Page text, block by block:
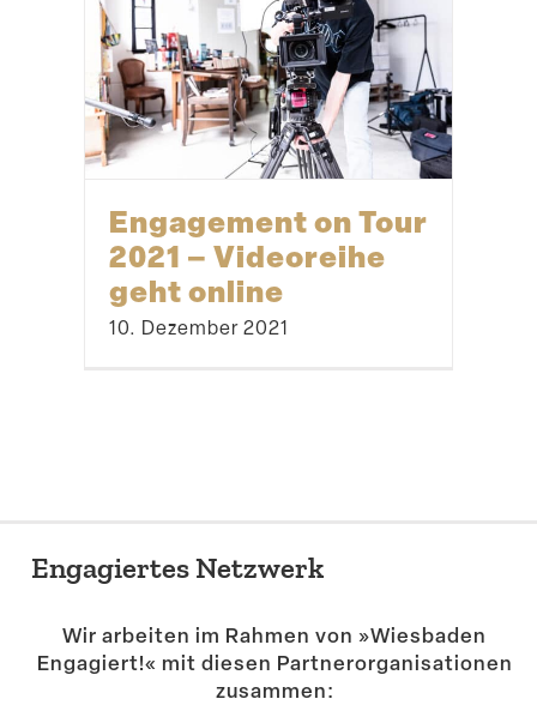
Engagement on Tour
2021 – Videoreihe
geht online
10. Dezember 2021
Engagiertes Netzwerk
Wir arbeiten im Rahmen von »Wiesbaden
Engagiert!« mit diesen Partner­or­ga­ni­sa­tionen
zusammen: